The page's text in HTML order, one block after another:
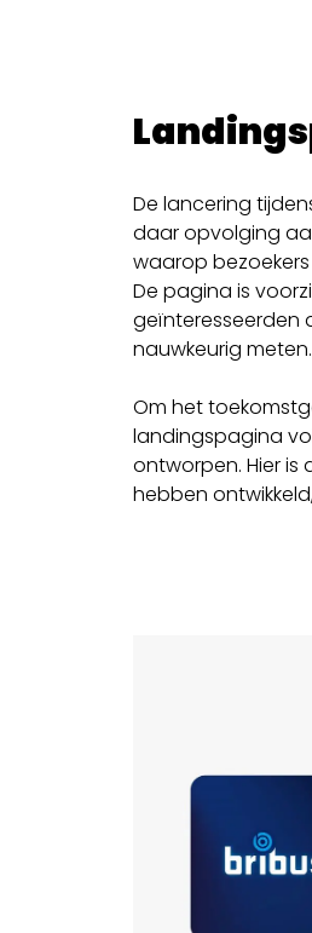
De lancering
daar opvolging
waarop
De pagina is
geïnteresseerden
nauwkeurig meten.
Om het
landingspagina
ontworpen. Hier is
hebben